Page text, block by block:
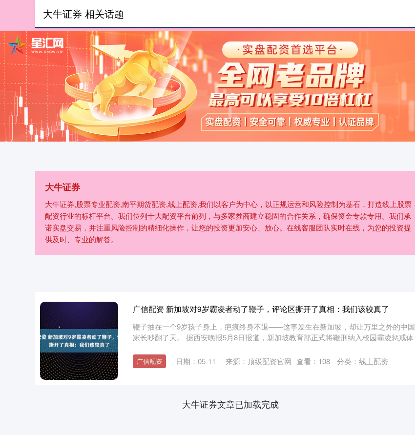
大牛证券
大牛证券,股票专业配资,南平期货配资,线上配资,我们以客户为中心，以正规运营和风险控制为基石，打造线上股票
配资行业的标杆平台。我们位列十大配资平台前列，与多家券商建立稳固的合作关系，确保资金专款专用。我们承
诺实盘交易，并注重风险控制的精细化操作，让您的投资更加安心、放心。在线客服团队实时在线，为您的投资提
供及时、专业的解答。
大牛证券 相关话题
广信配资 新加坡对9岁霸凌者动了鞭子，评论区撕开了真相：我们该较真了
鞭子抽在一个9岁孩子身上，疤痕终身不退——这事发生在新加坡，却让万里之外的中国
家长吵翻了天。 据西安晚报5月8日报道，新加坡教育部正式将鞭刑纳入校园霸凌惩戒体
广信配资 日期：05-11 来源：顶级配资官网 查看： 108 分类： 线上配资
大牛证券文章已加载完成